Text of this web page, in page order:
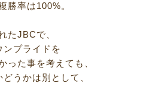
勝率は100%。
たJBCで、
ンプライドを
った事を考えても、
うかは別として、